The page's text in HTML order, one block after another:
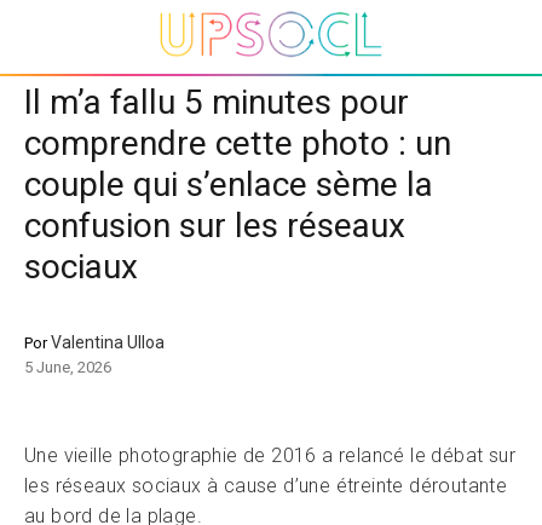
Il m’a fallu 5 minutes pour
comprendre cette photo : un
couple qui s’enlace sème la
confusion sur les réseaux
sociaux
PorValentina Ulloa
5 June, 2026
Une vieille photographie de 2016 a relancé le débat sur
les réseaux sociaux à cause d’une étreinte déroutante
au bord de la plage.